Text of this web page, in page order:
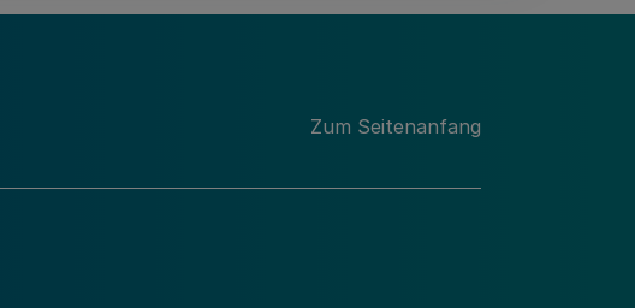
Zum Seitenanfang